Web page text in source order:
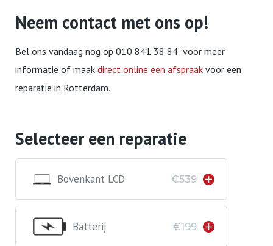
Neem contact met ons op!
Bel ons vandaag nog op 010 841 38 84 voor meer
informatie of maak direct online een afspraak voor een
reparatie in Rotterdam.
Selecteer een reparatie
Bovenkant LCD €539
Batterij €199